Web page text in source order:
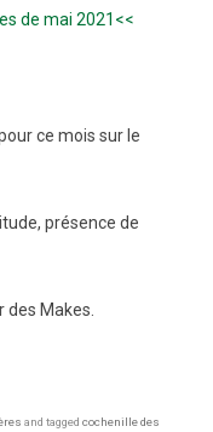
de mai 2021<<
ce mois sur le
présence de
Makes.
and tagged cochenille des